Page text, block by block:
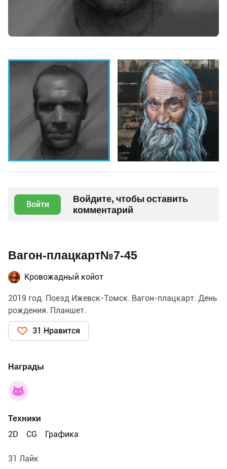
Войти
Войдите, чтобы оставить
комментарий
Вагон-плацкарт№7-45
Кровожадный койот
2019 год. Поезд Ижевск-Томск. Вагон-плацкарт. День
рождения. Планшет.
31 Нравится
Награды
Техники
2D
CG Графика
31 Лайк